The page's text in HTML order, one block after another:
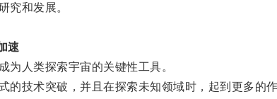
和发展。
速
人类探索宇宙的关键性工具。
技术突破，并且在探索未知领域时，起到更多的作